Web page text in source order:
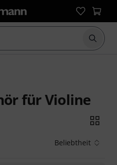
Suche
für Violine
Beliebtheit